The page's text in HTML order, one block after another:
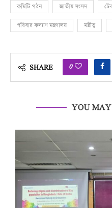
কমিটি গঠন জাতীয় সংসদ
পরিবার কল্যাণ মন্ত্রণালয় মন্ত্রীত্ব
SHARE 0
YOU